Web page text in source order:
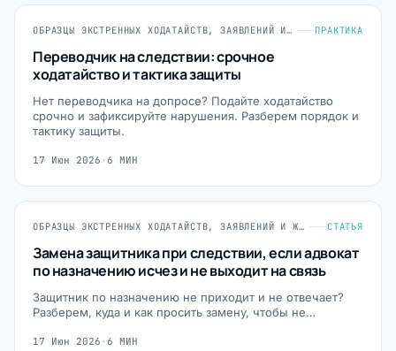
ОБРАЗЦЫ ЭКСТРЕННЫХ ХОДАТАЙСТВ, ЗАЯВЛЕНИЙ И ЖАЛОБ ПРАКТИКА
Переводчик на следствии: срочное
ходатайство и тактика защиты
Нет переводчика на допросе? Подайте ходатайство
срочно и зафиксируйте нарушения. Разберем порядок и
тактику защиты.
17 Июн 2026 · 6 МИН
ОБРАЗЦЫ ЭКСТРЕННЫХ ХОДАТАЙСТВ, ЗАЯВЛЕНИЙ И ЖАЛОБ СТАТЬЯ
Замена защитника при следствии, если адвокат
по назначению исчез и не выходит на связь
Защитник по назначению не приходит и не отвечает?
Разберем, куда и как просить замену, чтобы не…
17 Июн 2026 · 6 МИН